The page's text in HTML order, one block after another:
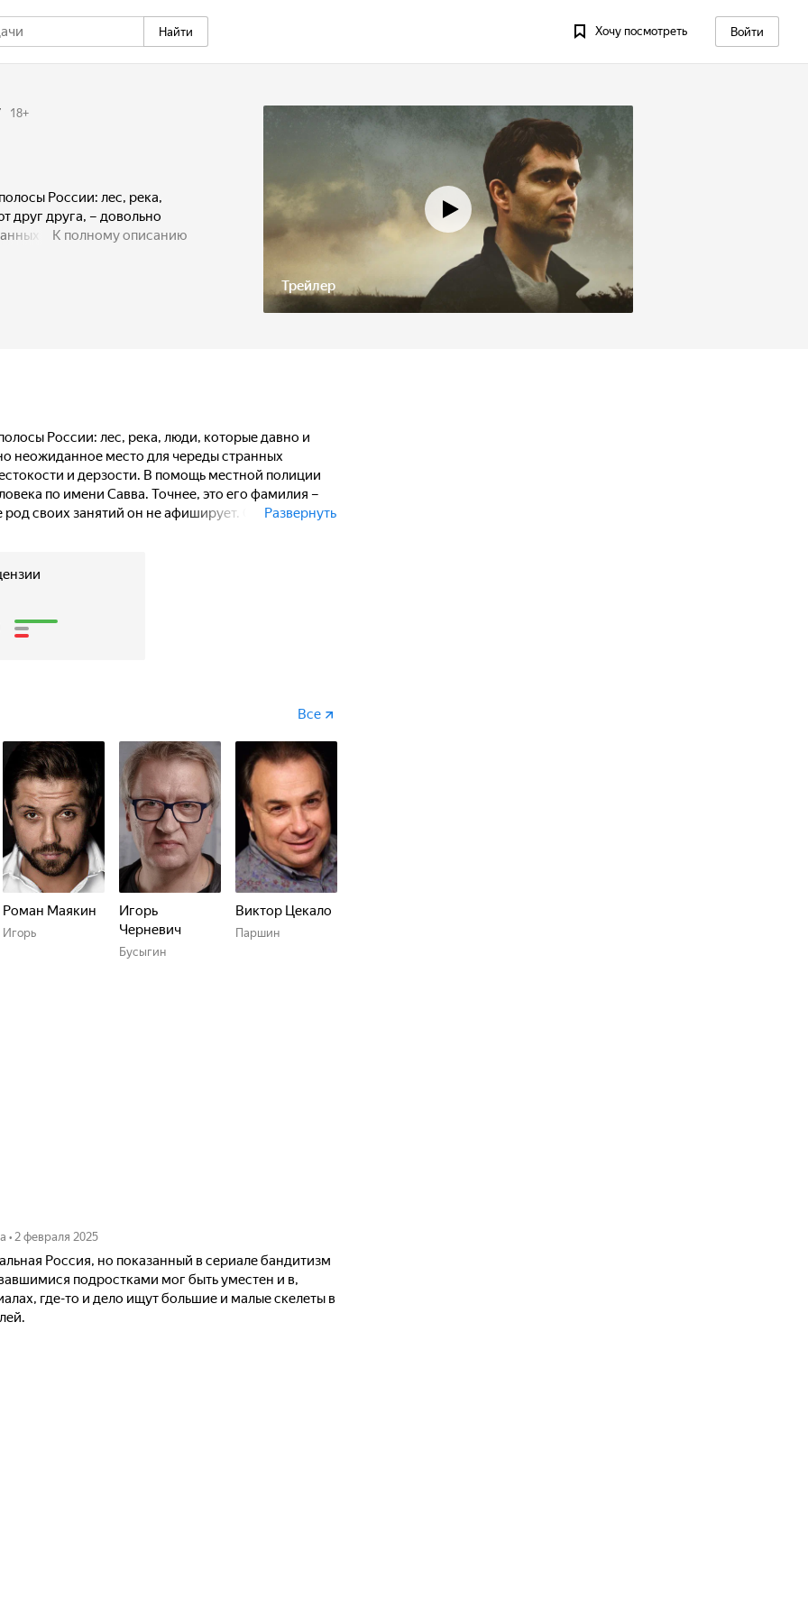
Найти Хочу посмотреть Войти
Трейлер
18+
России: лес, река,
друг друга, – довольно
убийств,
– Савченко. Но имя-
Андрей не просто
личной трагедией: он
Савва использует его
К полному описанию
России: лес, река, люди, которые давно и
неожиданное место для череды странных
и дерзости. В помощь местной полиции
по имени Савва. Точнее, это его фамилия –
своих занятий он не афиширует. Савва,
Саввы не всегда приятны – он умеет «достать»
и драму. Андрей не просто вырос в
авторитетами. Зная об этом, Савва использует
Развернуть
Все
Роман Маякин
Игорь
Игорь
Черневич
Бусыгин
Виктор Цекало
Паршин
• 2 февраля 2025
Россия, но показанный в сериале бандитизм
подростками мог быть уместен и в,
где-то и дело ищут большие и малые скелеты в